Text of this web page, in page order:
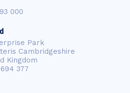
000
Park
Cambridgeshire
Kingdom
377